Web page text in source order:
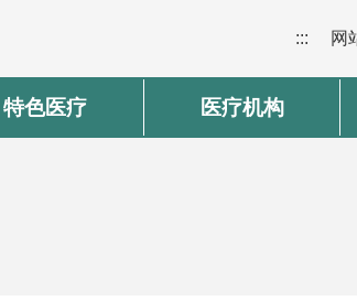
::: 网
特色医疗 医疗机构